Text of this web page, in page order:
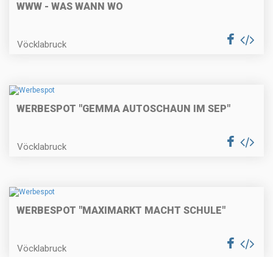
WWW - WAS WANN WO
Vöcklabruck
WERBESPOT "GEMMA AUTOSCHAUN IM SEP"
Vöcklabruck
WERBESPOT "MAXIMARKT MACHT SCHULE"
Vöcklabruck